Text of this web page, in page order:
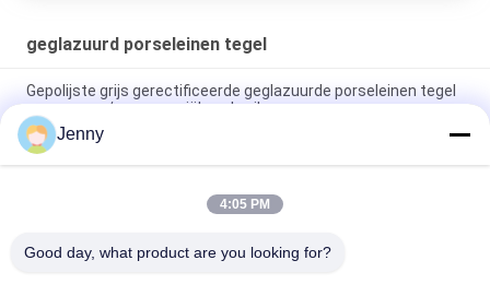
geglazuurd porseleinen tegel
Gepolijste grijs gerectificeerde geglazuurde porseleinen tegel
voor woon- / commerciële gebruik
Glanzend geglazuurd gerectificeerd porseleinen tegel met
gepolijste afwerking lage wateropname PEI-classificatie 4
Wit geglazuurde tegelmachine Volledig lichaam Porseleinen
Jenny
4:05 PM
Good day, what product are you looking for?